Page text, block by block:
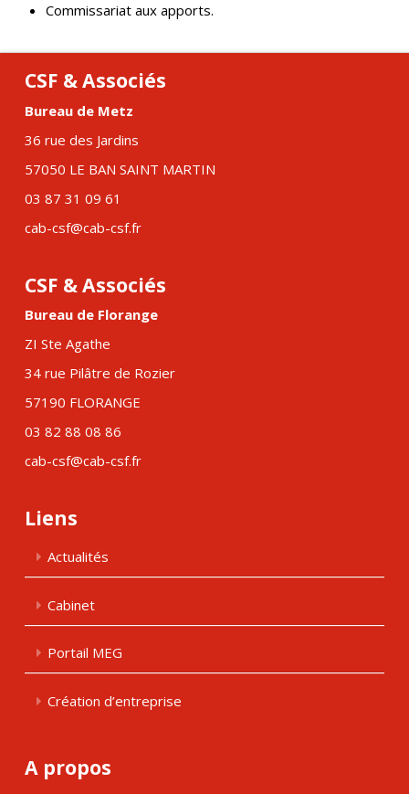
Commissariat aux apports.
CSF & Associés
Bureau de Metz
36 rue des Jardins
57050 LE BAN SAINT MARTIN
03 87 31 09 61
cab-csf@cab-csf.fr
CSF & Associés
Bureau de Florange
ZI Ste Agathe
34 rue Pilâtre de Rozier
57190 FLORANGE
03 82 88 08 86
cab-csf@cab-csf.fr
Liens
Actualités
Cabinet
Portail MEG
Création d’entreprise
A propos